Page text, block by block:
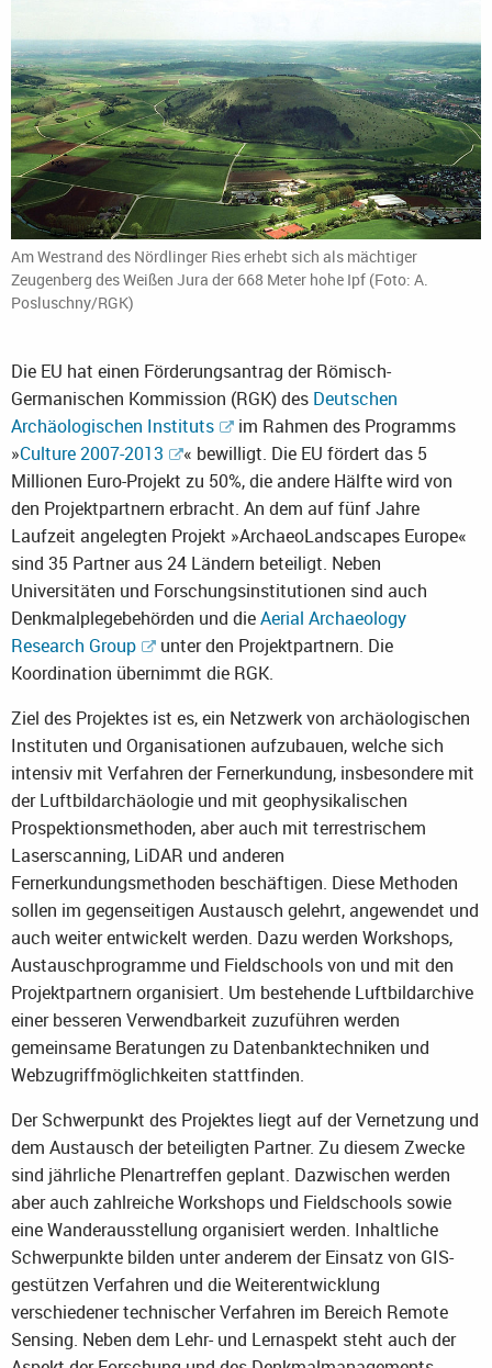
Am Westrand des Nördlinger Ries erhebt sich als mächtiger
Zeugenberg des Weißen Jura der 668 Meter hohe Ipf (Foto: A.
Posluschny/RGK)
Die EU hat einen Förderungsantrag der Römisch-
Germanischen Kommission (RGK) des Deutschen
Archäologischen Instituts
im Rahmen des Programms
»Culture 2007-2013
« bewilligt. Die EU fördert das 5
Millionen Euro-Projekt zu 50%, die andere Hälfte wird von
den Projektpartnern erbracht. An dem auf fünf Jahre
Laufzeit angelegten Projekt »ArchaeoLandscapes Europe«
sind 35 Partner aus 24 Ländern beteiligt. Neben
Universitäten und Forschungsinstitutionen sind auch
Denkmalplegebehörden und dieAerial Archaeology
Research Group
unter den Projektpartnern. Die
Koordination übernimmt die RGK.
Ziel des Projektes ist es, ein Netzwerk von archäologischen
Instituten und Organisationen aufzubauen, welche sich
intensiv mit Verfahren der Fernerkundung, insbesondere mit
der Luftbildarchäologie und mit geophysikalischen
Prospektionsmethoden, aber auch mit terrestrischem
Laserscanning, LiDAR und anderen
Fernerkundungsmethoden beschäftigen. Diese Methoden
sollen im gegenseitigen Austausch gelehrt, angewendet und
auch weiter entwickelt werden. Dazu werden Workshops,
Austauschprogramme und Fieldschools von und mit den
Projektpartnern organisiert. Um bestehende Luftbildarchive
einer besseren Verwendbarkeit zuzuführen werden
gemeinsame Beratungen zu Datenbanktechniken und
Webzugriffmöglichkeiten stattfinden.
Der Schwerpunkt des Projektes liegt auf der Vernetzung und
dem Austausch der beteiligten Partner. Zu diesem Zwecke
sind jährliche Plenartreffen geplant. Dazwischen werden
aber auch zahlreiche Workshops und Fieldschools sowie
eine Wanderausstellung organisiert werden. Inhaltliche
Schwerpunkte bilden unter anderem der Einsatz von GIS-
gestützen Verfahren und die Weiterentwicklung
verschiedener technischer Verfahren im Bereich Remote
Sensing. Neben dem Lehr- und Lernaspekt steht auch der